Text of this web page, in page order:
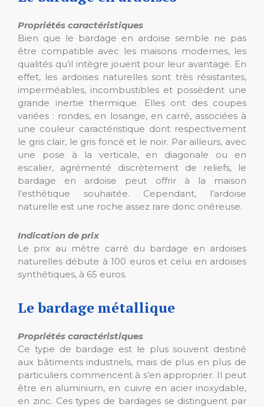
Propriétés caractéristiques
Bien que le bardage en ardoise semble ne pas
être compatible avec les maisons modernes, les
qualités qu’il intègre jouent pour leur avantage. En
effet, les ardoises naturelles sont très résistantes,
imperméables, incombustibles et possèdent une
grande inertie thermique. Elles ont des coupes
variées : rondes, en losange, en carré, associées à
une couleur caractéristique dont respectivement
le gris clair, le gris foncé et le noir. Par ailleurs, avec
une pose à la verticale, en diagonale ou en
escalier, agrémenté discrètement de reliefs, le
bardage en ardoise peut offrir à la maison
l’esthétique souhaitée. Cependant, l’ardoise
naturelle est une roche assez rare donc onéreuse.
Indication de prix
Le prix au mètre carré du bardage en ardoises
naturelles débute à 100 euros et celui en ardoises
synthétiques, à 65 euros.
Le bardage métallique
Propriétés caractéristiques
Ce type de bardage est le plus souvent destiné
aux bâtiments industriels, mais de plus en plus de
particuliers commencent à s’en approprier. Il peut
être en aluminium, en cuivre en acier inoxydable,
en zinc. Ces types de bardages se distinguent par